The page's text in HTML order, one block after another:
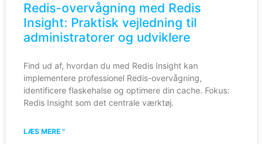
Redis-overvågning med Redis
Insight: Praktisk vejledning til
administratorer og udviklere
Find ud af, hvordan du med Redis Insight kan
implementere professionel Redis-overvågning,
identificere flaskehalse og optimere din cache. Fokus:
Redis Insight som det centrale værktøj.
LÆS MERE "